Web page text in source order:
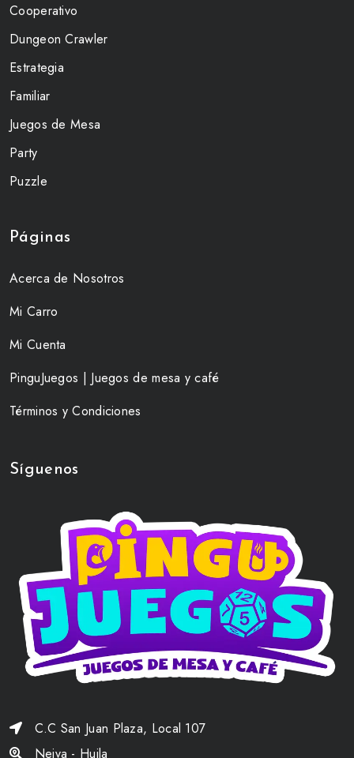
Cooperativo
Dungeon Crawler
Estrategia
Familiar
Juegos de Mesa
Party
Puzzle
Páginas
Acerca de Nosotros
Mi Carro
Mi Cuenta
PinguJuegos | Juegos de mesa y café
Términos y Condiciones
Síguenos
C.C San Juan Plaza, Local 107
Neiva - Huila